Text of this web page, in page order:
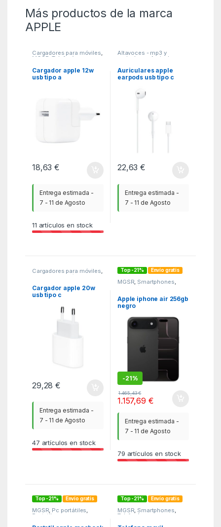
Más productos de la marca
APPLE
Cargadores para móviles,
MGSR ,Telefonía
Cargador apple 12w
usb tipo a
18,63€
Entrega estimada -
7 - 11 de Agosto
11 artículos en stock
Altavoces - mp3 y
auriculares Auriculares
Auriculares apple
earpods usb tipo c
22,63€
Entrega estimada -
7 - 11 de Agosto
Cargadores para móviles,
Telefonía
Cargador apple 20w
usb tipo c
29,28€
Entrega estimada -
7 - 11 de Agosto
47 artículos en stock
Top -21% Envío gratis
MGSR, Smartphones,
Telefonía
Apple iphone air 256gb
negro
-21%
1.465,43€
1.157,69 €
Entrega estimada -
7 - 11 de Agosto
79 artículos en stock
Top -21% Envío gratis
MGSR, Pc portátiles,
Portatiles
Top -21% Envío gratis
MGSR, Smartphones,
Telefonía